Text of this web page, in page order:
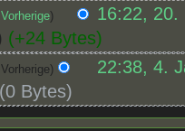
Vorherige
16:22, 20.
+24 Bytes
Vorherige
22:38, 4.
0 Bytes